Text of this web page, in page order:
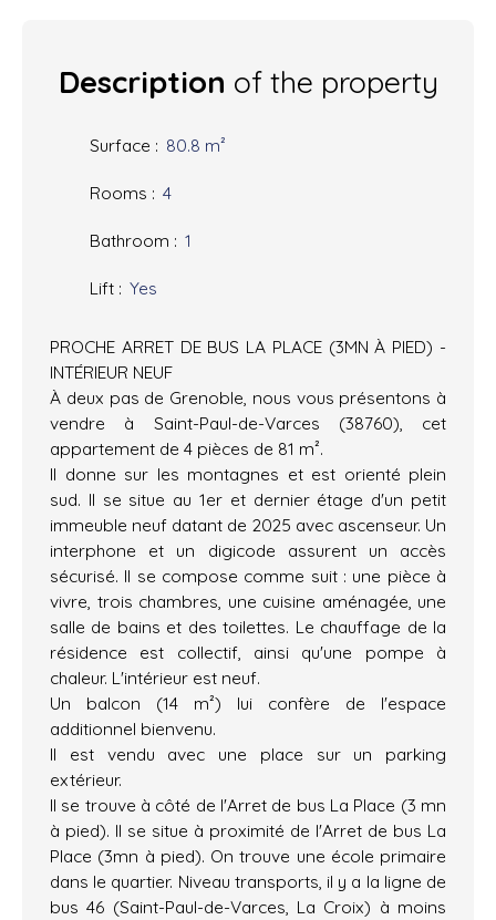
Description of the property
Surface : 80.8 m²
Rooms : 4
Bathroom : 1
Lift : Yes
PROCHE ARRET DE BUS LA PLACE (3MN À PIED) -
INTÉRIEUR NEUF
À deux pas de Grenoble, nous vous présentons à
vendre à Saint-Paul-de-Varces (38760), cet
appartement de 4 pièces de 81 m².
Il donne sur les montagnes et est orienté plein
sud. Il se situe au 1er et dernier étage d'un petit
immeuble neuf datant de 2025 avec ascenseur. Un
interphone et un digicode assurent un accès
sécurisé. Il se compose comme suit : une pièce à
vivre, trois chambres, une cuisine aménagée, une
salle de bains et des toilettes. Le chauffage de la
résidence est collectif, ainsi qu'une pompe à
chaleur. L'intérieur est neuf.
Un balcon (14 m²) lui confère de l'espace
additionnel bienvenu.
Il est vendu avec une place sur un parking
extérieur.
Il se trouve à côté de l'Arret de bus La Place (3 mn
à pied). Il se situe à proximité de l'Arret de bus La
Place (3mn à pied). On trouve une école primaire
dans le quartier. Niveau transports, il y a la ligne de
bus 46 (Saint-Paul-de-Varces, La Croix) à moins